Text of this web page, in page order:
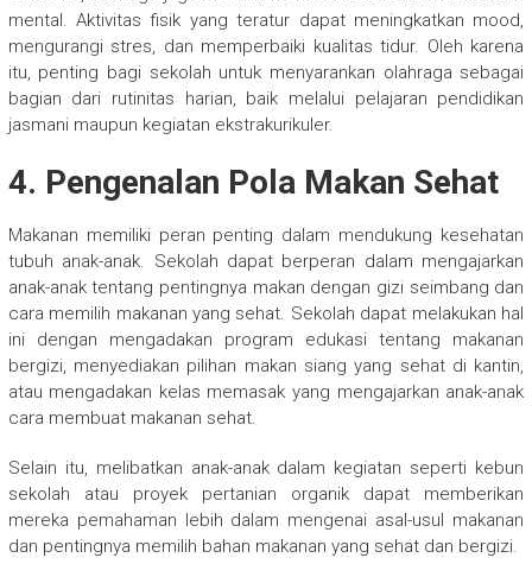
mental. Aktivitas fisik yang teratur dapat meningkatkan mood,
mengurangi stres, dan memperbaiki kualitas tidur. Oleh karena
itu, penting bagi sekolah untuk menyarankan olahraga sebagai
bagian dari rutinitas harian, baik melalui pelajaran pendidikan
jasmani maupun kegiatan ekstrakurikuler.
4. Pengenalan Pola Makan Sehat
Makanan memiliki peran penting dalam mendukung kesehatan
tubuh anak-anak. Sekolah dapat berperan dalam mengajarkan
anak-anak tentang pentingnya makan dengan gizi seimbang dan
cara memilih makanan yang sehat. Sekolah dapat melakukan hal
ini dengan mengadakan program edukasi tentang makanan
bergizi, menyediakan pilihan makan siang yang sehat di kantin,
atau mengadakan kelas memasak yang mengajarkan anak-anak
cara membuat makanan sehat.
Selain itu, melibatkan anak-anak dalam kegiatan seperti kebun
sekolah atau proyek pertanian organik dapat memberikan
mereka pemahaman lebih dalam mengenai asal-usul makanan
dan pentingnya memilih bahan makanan yang sehat dan bergizi.